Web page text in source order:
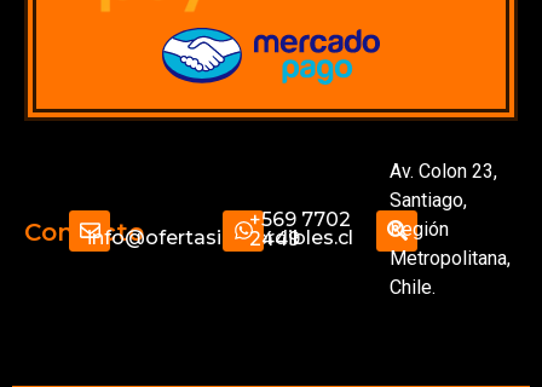
Contactoinfo@ofertasimperdibles.cl
+569 7702
2449
Av. Colon 23,
Santiago,
Región
Metropolitana,
Chile.